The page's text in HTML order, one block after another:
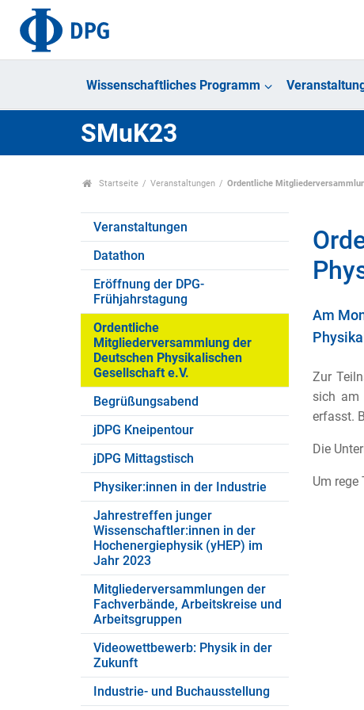
Wissenschaftliches Programm
SMuK23
Startseite Veranstaltungen Ordentliche
Veranstaltungen
Datathon
Eröffnung der DPG-
Frühjahrstagung
Ordentliche
Mitgliederversammlung der
Deutschen Physikalischen
Gesellschaft e.V.
Begrüßungsabend
jDPG Kneipentour
jDPG Mittagstisch
Physiker:innen in der Industrie
Jahrestreffen junger
Wissenschaftler:innen in der
Hochenergiephysik (yHEP) im
Jahr 2023
Mitgliederversammlungen der
Fachverbände, Arbeitskreise und
Arbeitsgruppen
Videowettbewerb: Physik in der
Zukunft
Industrie- und Buchausstellung
Am
Zur
sich am
erfasst.
Die
Um